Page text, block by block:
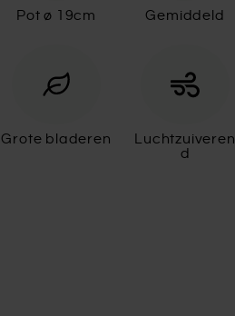
Pot ø 19cm Gemiddeld
Grote bladeren
Luchtzuiveren
d